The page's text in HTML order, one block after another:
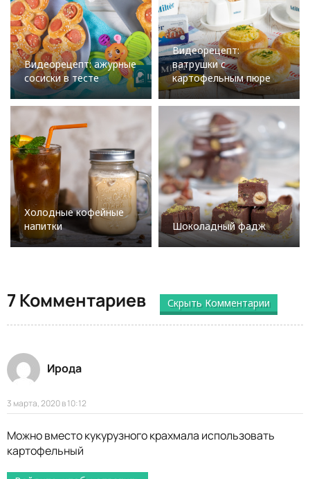
Видеорецепт: ажурные
сосиски в тесте
Видеорецепт:
ватрушки с
картофельным пюре
Холодные кофейные
напитки
Шоколадный фадж
7 Комментариев Скрыть Комментарии
Ирода
3 марта, 2020 в 10:12
Можно вместо кукурузного крахмала использовать
картофельный